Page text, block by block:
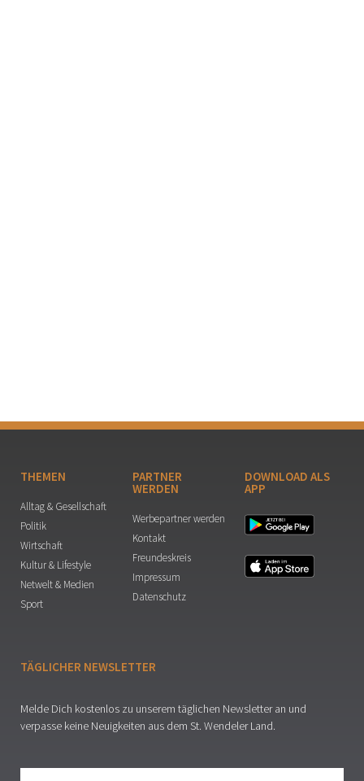
THEMEN
Alltag & Gesellschaft
Politik
Wirtschaft
Kultur & Lifestyle
Netwelt & Medien
Sport
PARTNER
WERDEN
Werbepartner werden
Kontakt
Freundeskreis
Impressum
Datenschutz
DOWNLOAD ALS
APP
TÄGLICHER NEWSLETTER
Melde Dich kostenlos zu unserem täglichen Newsletter an und
verpasse keine Neuigkeiten aus dem St. Wendeler Land.